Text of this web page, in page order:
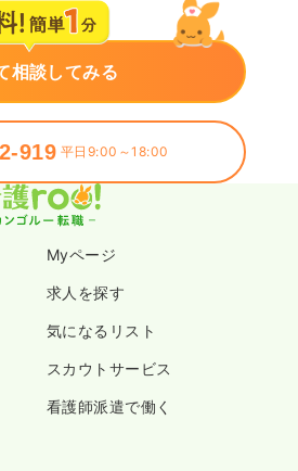
相談してみる
919 平日9:00～18:00
Myページ
求人を探す
気になるリスト
スカウトサービス
看護師派遣で働く